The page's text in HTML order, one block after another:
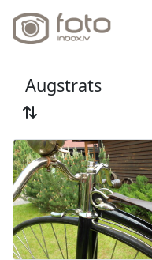
Augstrats